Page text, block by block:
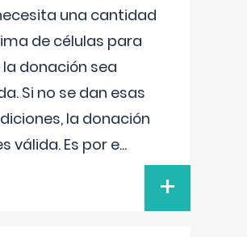
una cantidad
de células para
la donación sea
Si no se dan esas
la donación
válida. Es por e...
+